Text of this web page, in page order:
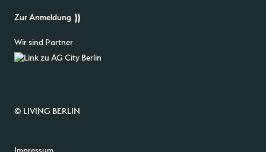
Zur Anmeldung
Wir sind Partner
© LIVING BERLIN